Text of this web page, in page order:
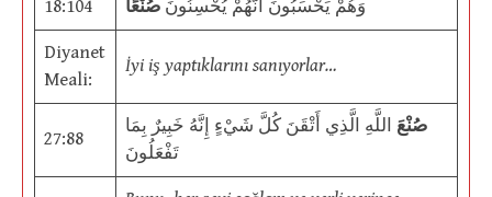
18:104 وَهُمْ يَحْسَبُونَ أَنَّهُمْ يُحْسِنُونَ صُنْعًا
Diyanet
Meali:
İyi iş yaptıklarını sanıyorlar…
27:88
صُنْعَ اللَّهِ الَّذِي أَتْقَنَ كُلَّ شَيْءٍ إِنَّهُ خَبِيرٌ بِمَا
تَفْعَلُونَ